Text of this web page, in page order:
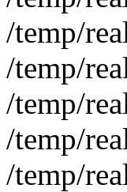
/temp/
/temp/
/temp/
/temp/
/temp/